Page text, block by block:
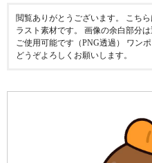
閲覧ありがとうございます。 こち
ラスト素材です。 画像の余白部分
ご使用可能です（PNG透過） ワン
どうぞよろしくお願いします。